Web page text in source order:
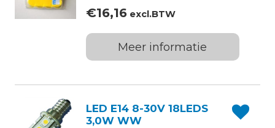
€16,16excl.BTW
Meer informatie
LED E14 8-30V 18LEDS
3,0W WW